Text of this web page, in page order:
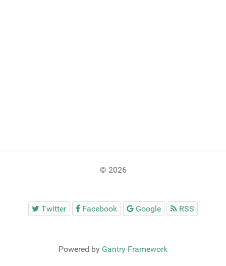
© 2026
Twitter Facebook Google RSS
Powered by Gantry Framework